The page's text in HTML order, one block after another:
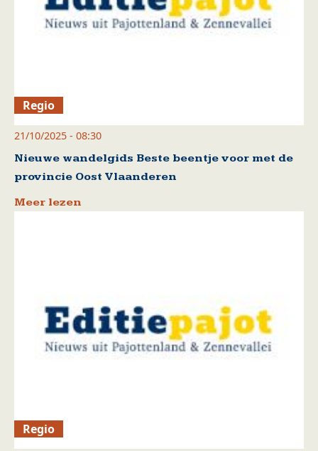
Regio
21/10/2025 - 08:30
Nieuwe wandelgids Beste beentje voor met de
provincie Oost Vlaanderen
Meer lezen
Regio